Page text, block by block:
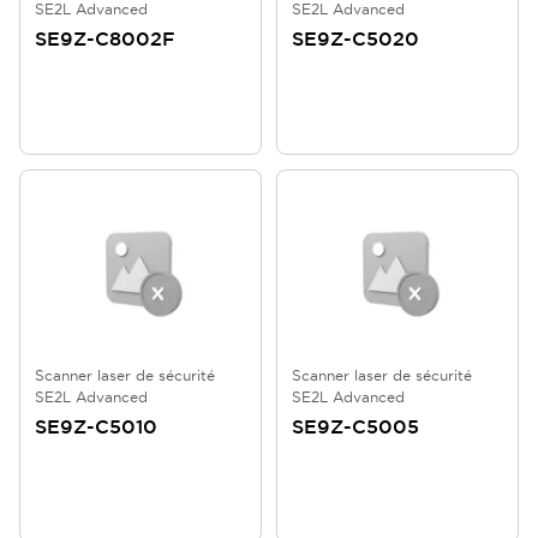
SE2L Advanced
SE9Z-C8002F
SE2L Advanced
SE9Z-C5020
Scanner laser de sécurité
SE2L Advanced
SE9Z-C5010
Scanner laser de sécurité
SE2L Advanced
SE9Z-C5005